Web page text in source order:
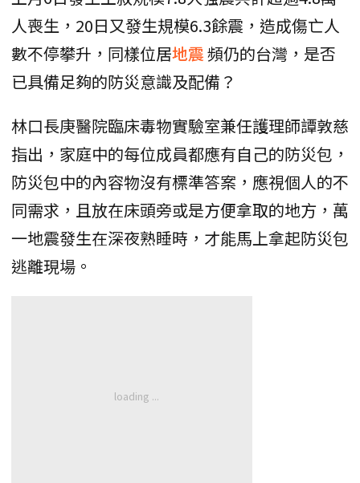
人喪生，20日又發生規模6.3餘震，造成傷亡人
數不停攀升，同樣位居地震頻仍的台灣，是否
已具備足夠的防災意識及配備？
林口長庚醫院臨床毒物實驗室兼任護理師譚敦慈
指出，家庭中的每位成員都應有自己的防災包，
防災包中的內容物沒有標準答案，應視個人的不
同需求，且放在床頭旁或是方便拿取的地方，萬
一地震發生在深夜熟睡時，才能馬上拿起防災包
逃離現場。